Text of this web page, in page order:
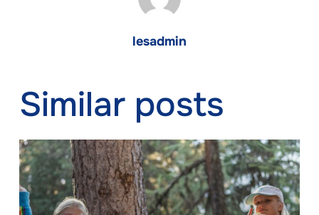
lesadmin
Similar posts